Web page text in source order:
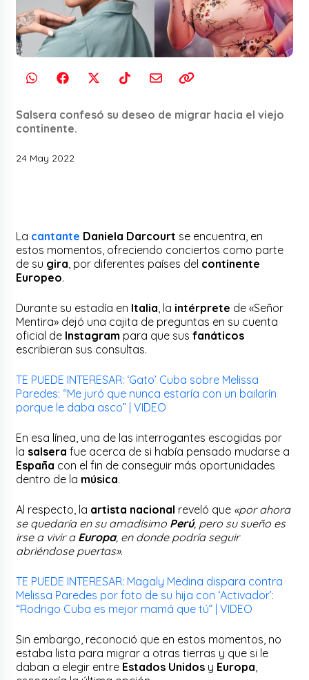
Salsera confesó su deseo de migrar hacia el viejo
continente.
24 May 2022
La cantante Daniela Darcourt se encuentra, en
estos momentos, ofreciendo conciertos como parte
de su gira , por diferentes países del continente
Europeo.
Durante su estadía en Italia , la intérprete de «Señor
Mentira» dejó una cajita de preguntas en su cuenta
oficial de Instagram para que susfanáticos
escribieran sus consultas.
TE PUEDE INTERESAR: ‘Gato’ Cuba sobre Melissa
Paredes: “Me juró que nunca estaría con un bailarín
porque le daba asco” | VIDEO
En esa línea, una de las interrogantes escogidas por
la salserafue acerca de si había pensado mudarse a
España con el fin de conseguir más oportunidades
dentro de la música.
Al respecto, la artista nacional reveló que «por ahora
se quedaría en su amadísimo Perú, pero su sueño es
irse a vivir a Europa, en donde podría seguir
abriéndose puertas».
TE PUEDE INTERESAR: Magaly Medina dispara contra
Melissa Paredes por foto de su hija con ‘Activador’:
“Rodrigo Cuba es mejor mamá que tú” | VIDEO
Sin embargo, reconoció que en estos momentos, no
estaba lista para migrar a otras tierras y que si le
daban a elegir entre Estados Unidos y Europa